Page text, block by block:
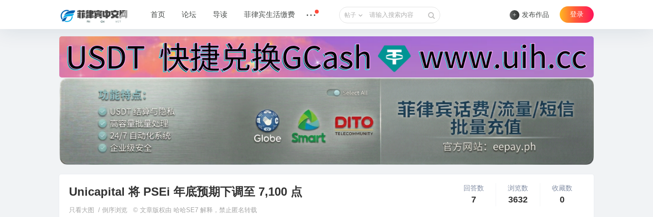
首页 论坛 导读 菲律宾生活缴费 帖子 + 发布作品 登录
Unicapital 将 PSEi 年底预期下调至 7,100 点
只看大图 / 倒序浏览 © 文章版权由 哈哈SE7 解释，禁止匿名转载
回答数
7
浏览数
3632
收藏数
0